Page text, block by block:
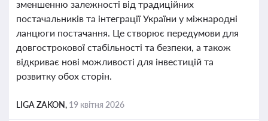
зменшенню залежності від традиційних
постачальників та інтеграції України у міжнародні
ланцюги постачання. Це створює передумови для
довгострокової стабільності та безпеки, а також
відкриває нові можливості для інвестицій та
розвитку обох сторін.
LIGA ZAKON, 19 квітня 2026